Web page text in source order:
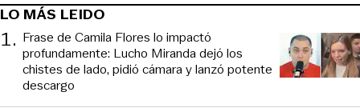
LO MÁS LEIDO
1. Frase de Camila Flores lo impactó
profundamente: Lucho Miranda dejó los
chistes de lado, pidió cámara y lanzó potente
descargo